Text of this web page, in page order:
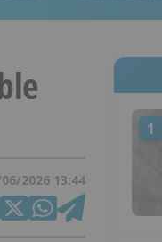
2026 13:44
1